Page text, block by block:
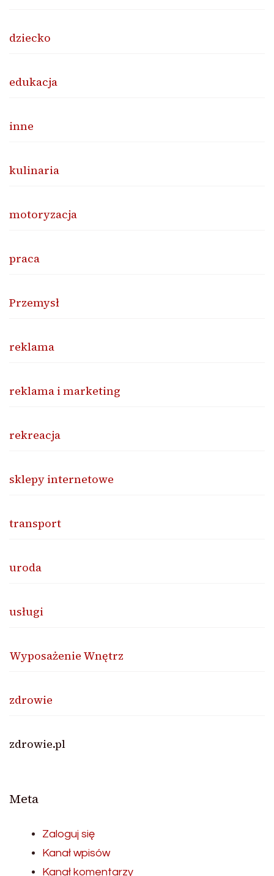
dziecko
edukacja
inne
kulinaria
motoryzacja
praca
Przemysł
reklama
reklama i marketing
rekreacja
sklepy internetowe
transport
uroda
usługi
Wyposażenie Wnętrz
zdrowie
zdrowie.pl
Meta
Zaloguj się
Kanał wpisów
Kanał komentarzy